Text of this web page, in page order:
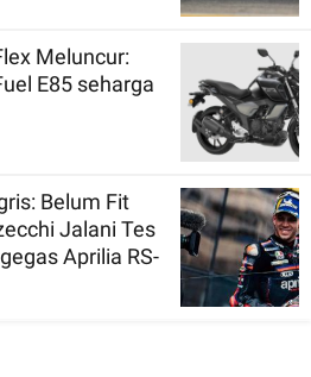
Meluncur:
E85 seharga
Belum Fit
Jalani Tes
Aprilia RS-